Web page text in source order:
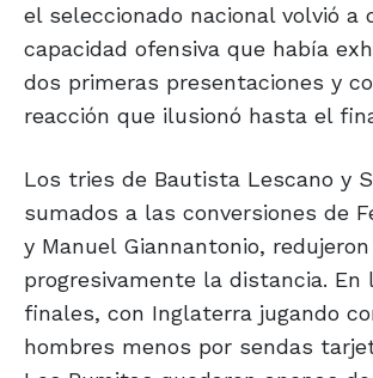
el seleccionado nacional volvió a
capacidad ofensiva que había
dos primeras presentaciones y
reacción que ilusionó hasta el
Los tries de Bautista Lescano y
sumados a las conversiones de
y Manuel Giannantonio, redujeron
progresivamente la distancia. En
finales, con Inglaterra jugando
hombres menos por sendas